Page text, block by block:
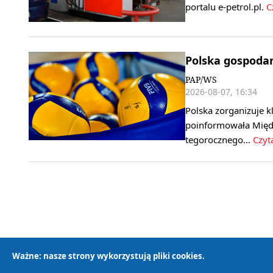
portalu e-petrol.pl.
Polska
PAP/WS
2026-08-07, 16:34
Polska zorganizuje
poinformowała
tegorocznego…
Ważne: nasze strony wykorzystują pliki cookies.